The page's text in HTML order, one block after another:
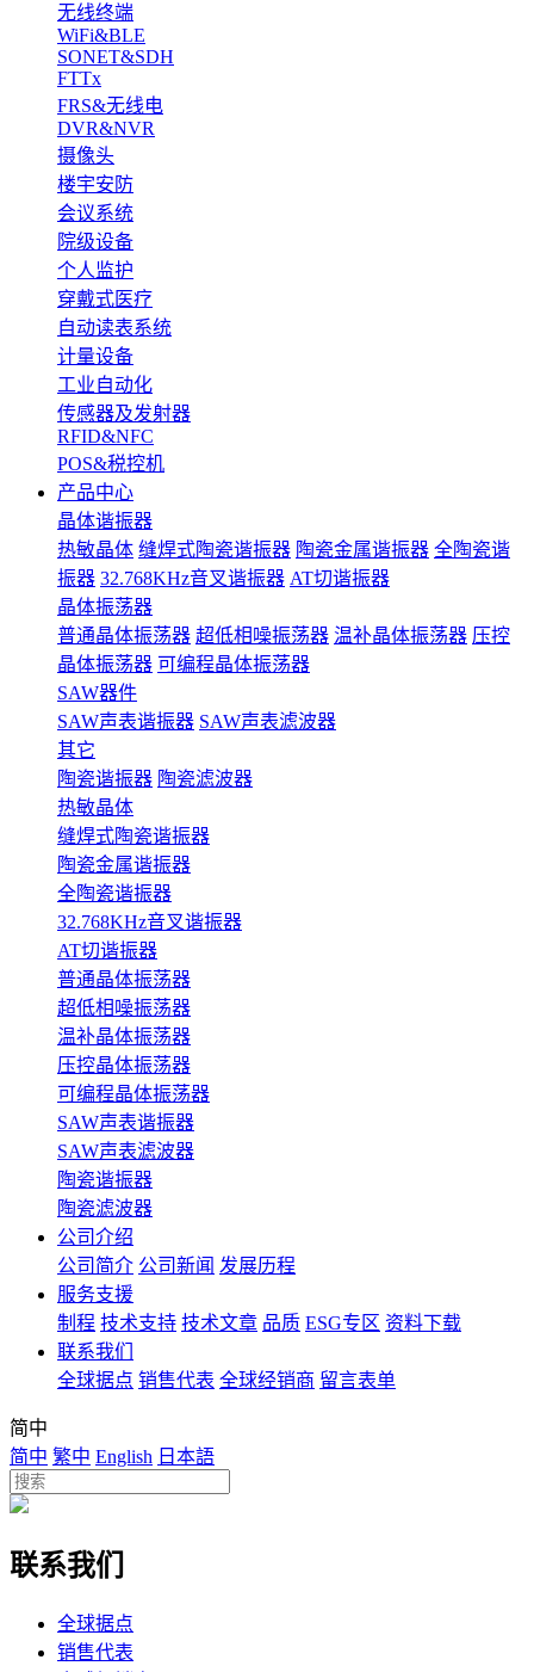
无线终端
WiFi&BLE
SONET&SDH
FTTx
FRS&无线电
DVR&NVR
摄像头
楼宇安防
会议系统
院级设备
个人监护
穿戴式医疗
自动读表系统
计量设备
工业自动化
传感器及发射器
RFID&NFC
POS&税控机
产品中心
晶体谐振器
热敏晶体 缝焊式陶瓷谐振器 陶瓷金属谐振器 全陶瓷谐
振器 32.768KHz音叉谐振器 AT切谐振器
晶体振荡器
普通晶体振荡器 超低相噪振荡器 温补晶体振荡器 压控
晶体振荡器 可编程晶体振荡器
SAW器件
SAW声表谐振器 SAW声表滤波器
其它
陶瓷谐振器 陶瓷滤波器
热敏晶体
缝焊式陶瓷谐振器
陶瓷金属谐振器
全陶瓷谐振器
32.768KHz音叉谐振器
AT切谐振器
普通晶体振荡器
超低相噪振荡器
温补晶体振荡器
压控晶体振荡器
可编程晶体振荡器
SAW声表谐振器
SAW声表滤波器
陶瓷谐振器
陶瓷滤波器
公司介绍
公司简介 公司新闻 发展历程
服务支援
制程 技术支持 技术文章 品质 ESG专区 资料下载
联系我们
全球据点 销售代表 全球经销商 留言表单
简中
简中 繁中 English 日本語
联系我们
全球据点
销售代表